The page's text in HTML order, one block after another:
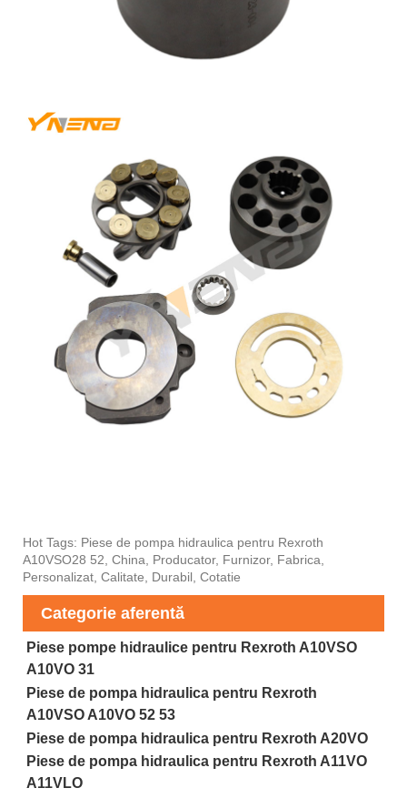
Hot Tags: Piese de pompa hidraulica pentru Rexroth
A10VSO28 52, China, Producator, Furnizor, Fabrica,
Personalizat, Calitate, Durabil, Cotatie
Categorie aferentă
Piese pompe hidraulice pentru Rexroth A10VSO
A10VO 31
Piese de pompa hidraulica pentru Rexroth
A10VSO A10VO 52 53
Piese de pompa hidraulica pentru Rexroth A20VO
Piese de pompa hidraulica pentru Rexroth A11VO
A11VLO